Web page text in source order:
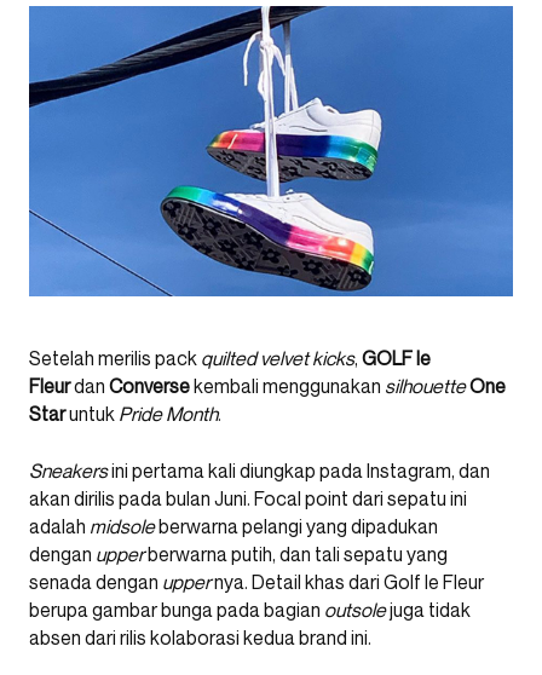
Setelah merilis pack quilted velvet kicks, GOLF le
Fleurdan Conversekembali menggunakan silhouetteOne
Staruntuk Pride Month.
Sneakersini pertama kali diungkap pada Instagram, dan
akan dirilis pada bulan Juni. Focal point dari sepatu ini
adalah midsoleberwarna pelangi yang dipadukan
dengan upperberwarna putih, dan tali sepatu yang
senada dengan uppernya. Detail khas dari Golf le Fleur
berupa gambar bunga pada bagian outsolejuga tidak
absen dari rilis kolaborasi kedua brand ini.